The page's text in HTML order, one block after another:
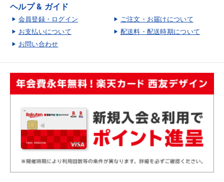
ヘルプ & ガイド
会員登録・ログイン
ご注文・お届けについて
お支払いについて
配送料・配送時期について
お問い合わせ